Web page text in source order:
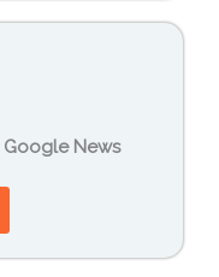
Google News